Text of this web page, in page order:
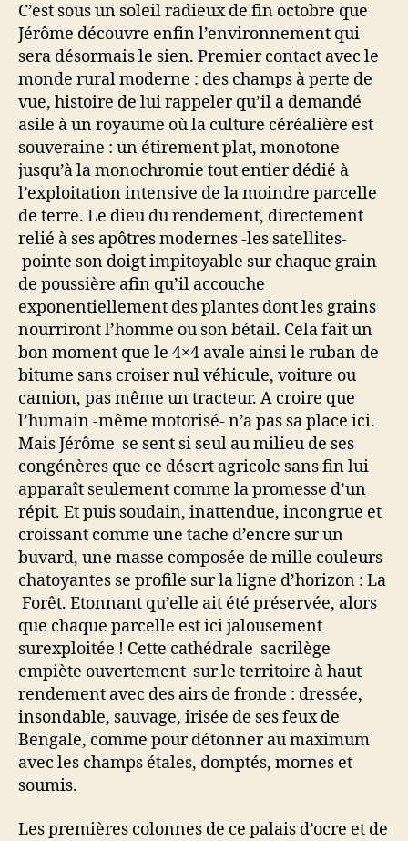
C’est sous un soleil radieux de fin octobre que
Jérôme découvre enfin l’environnement qui
sera désormais le sien. Premier contact avec le
monde rural moderne : des champs à perte de
vue, histoire de lui rappeler qu’il a demandé
asile à un royaume où la culture céréalière est
souveraine : un étirement plat, monotone
jusqu’à la monochromie tout entier dédié à
l’exploitation intensive de la moindre parcelle
de terre. Le dieu du rendement, directement
relié à ses apôtres modernes -les satellites-
pointe son doigt impitoyable sur chaque grain
de poussière afin qu’il accouche
exponentiellement des plantes dont les grains
nourriront l’homme ou son bétail. Cela fait un
bon moment que le 4×4 avale ainsi le ruban de
bitume sans croiser nul véhicule, voiture ou
camion, pas même un tracteur. A croire que
l’humain -même motorisé- n’a pas sa place ici.
Mais Jérôme se sent si seul au milieu de ses
congénères que ce désert agricole sans fin lui
apparaît seulement comme la promesse d’un
répit. Et puis soudain, inattendue, incongrue et
croissant comme une tache d’encre sur un
buvard, une masse composée de mille couleurs
chatoyantes se profile sur la ligne d’horizon : La
Forêt. Etonnant qu’elle ait été préservée, alors
que chaque parcelle est ici jalousement
surexploitée ! Cette cathédrale sacrilège
empiète ouvertement sur le territoire à haut
rendement avec des airs de fronde : dressée,
insondable, sauvage, irisée de ses feux de
Bengale, comme pour détonner au maximum
avec les champs étales, domptés, mornes et
soumis.
Les premières colonnes de ce palais d’ocre et de